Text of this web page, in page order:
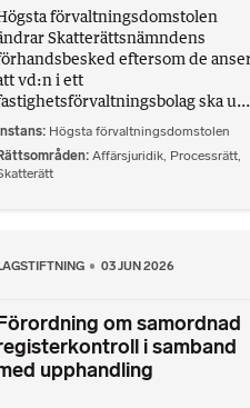
förvaltningsdomstolen
Skatterättsnämndens
eftersom de
vd:n i ett
ska u...
Instans Högsta förvaltningsdomstolen
Affärsjuridik, Processrätt,
03 JUN 2026
om samordnad
i samband
upphandling